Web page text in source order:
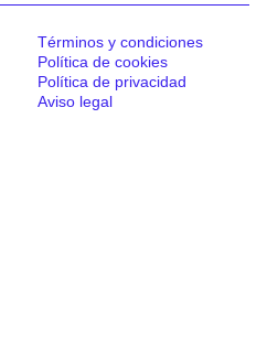
Términos y condiciones
Política de cookies
Política de privacidad
Aviso legal